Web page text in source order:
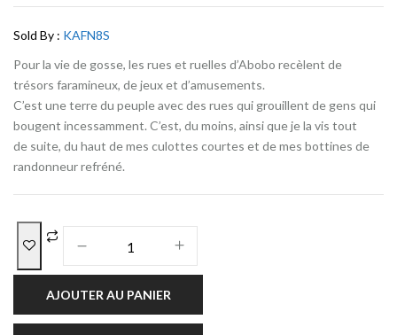
Sold By : KAFN8S
Pour la vie de gosse, les rues et ruelles d’Abobo recèlent de
trésors faramineux, de jeux et d’amusements.
C’est une terre du peuple avec des rues qui grouillent de gens qui
bougent incessamment. C’est, du moins, ainsi que je la vis tout
de suite, du haut de mes culottes courtes et de mes bottines de
randonneur refréné.
AJOUTER AU PANIER